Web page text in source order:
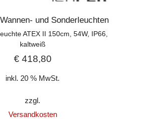
und Sonderleuchten
ATEX II 150cm, 54W, IP66,
kaltweiß
€418,80
inkl. 20 % MwSt.
zzgl.
Versandkosten